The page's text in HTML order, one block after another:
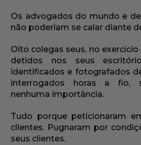
Os advogados do mundo e
não poderiam se calar diante
Oito colegas seus, no
detidos nos seus
identificados e fotografados
interrogados horas a fio,
nenhuma importância.
Tudo porque peticionaram
clientes. Pugnaram por
seus clientes.